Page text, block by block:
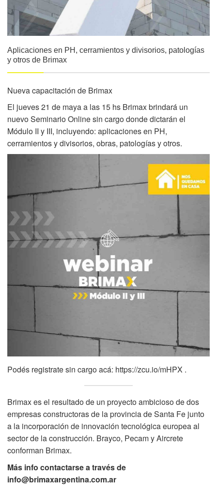
Aplicaciones en PH, cerramientos y divisorios, patologías
y otros de Brimax
Nueva capacitación de Brimax
El jueves 21 de maya a las 15 hs Brimax brindará un
nuevo Seminario Online sin cargo donde dictarán el
Módulo II y III, incluyendo: aplicaciones en PH,
cerramientos y divisorios, obras, patologías y otros.
Podés registrate sin cargo acá: https://zcu.io/mHPX .
Brimax es el resultado de un proyecto ambicioso de dos
empresas constructoras de la provincia de Santa Fe junto
a la incorporación de innovación tecnológica europea al
sector de la construcción. Brayco, Pecam y Aircrete
conforman Brimax.
Más info contactarse a través de
info@brimaxargentina.com.ar